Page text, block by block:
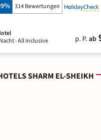
% 314 Bewertungen
· All Inclusive p. P. ab
SHARM EL-SHEIKH